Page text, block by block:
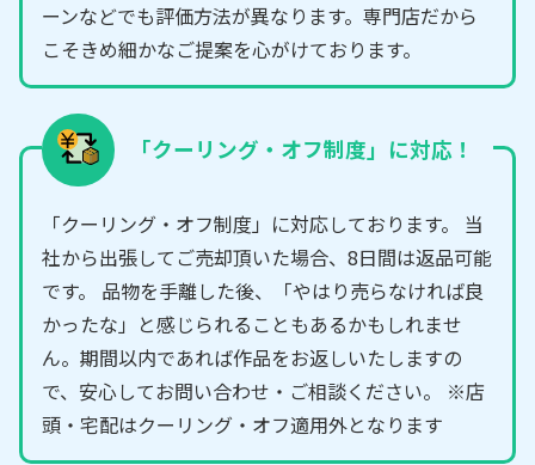
ーンなどでも評価方法が異なります。専門店だから
こそきめ細かなご提案を心がけております。
「クーリング・オフ制度」に対応！
「クーリング・オフ制度」に対応しております。 当
社から出張してご売却頂いた場合、8日間は返品可能
です。 品物を手離した後、「やはり売らなければ良
かったな」と感じられることもあるかもしれませ
ん。期間以内であれば作品をお返しいたしますの
で、安心してお問い合わせ・ご相談ください。 ※店
頭・宅配はクーリング・オフ適用外となります